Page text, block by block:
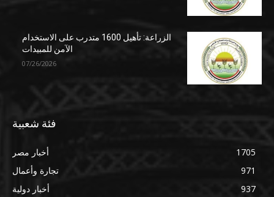
الزراعة: تأهيل 1600 متدرب على الاستخدام
الآمن للمبيدات
07/26/2026
فئة شعبية
أخبار مصر
1705
تجارة وأعمال
971
أخبار دولية
937